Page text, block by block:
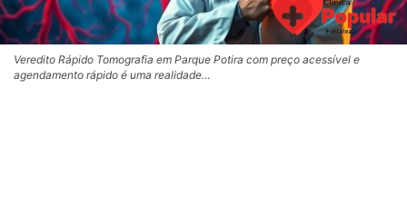
Veredito Rápido Tomografia em Parque Potira com preço acessível e
agendamento rápido é uma realidade…